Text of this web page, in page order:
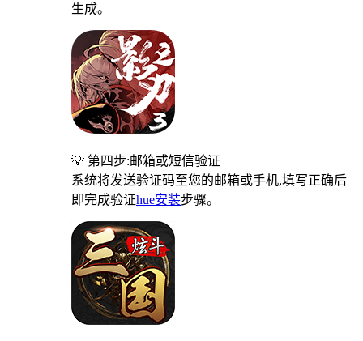
生成。
💡 第四步:邮箱或短信验证
系统将发送验证码至您的邮箱或手机,填写正确后
即完成验证hue安装步骤。